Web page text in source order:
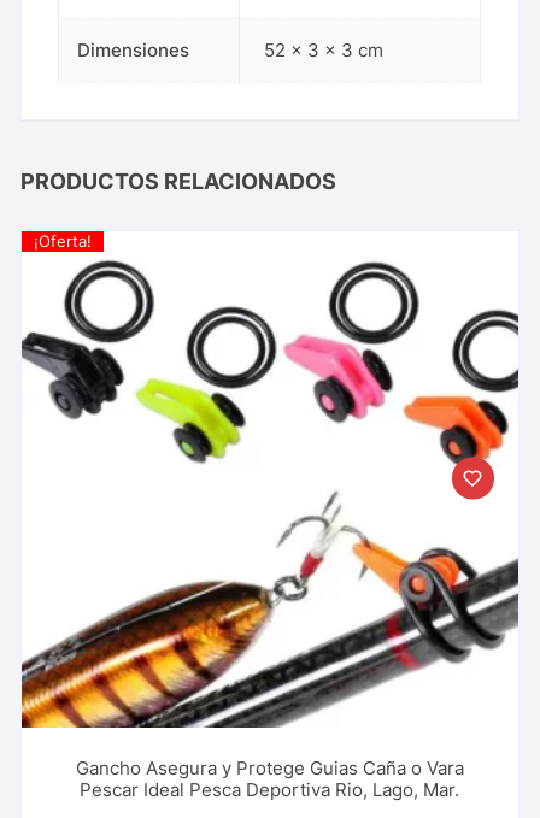
Dimensiones 52 × 3 × 3 cm
PRODUCTOS RELACIONADOS
¡Oferta!
Gancho Asegura y Protege Guias Caña o Vara
Pescar Ideal Pesca Deportiva Rio, Lago, Mar.